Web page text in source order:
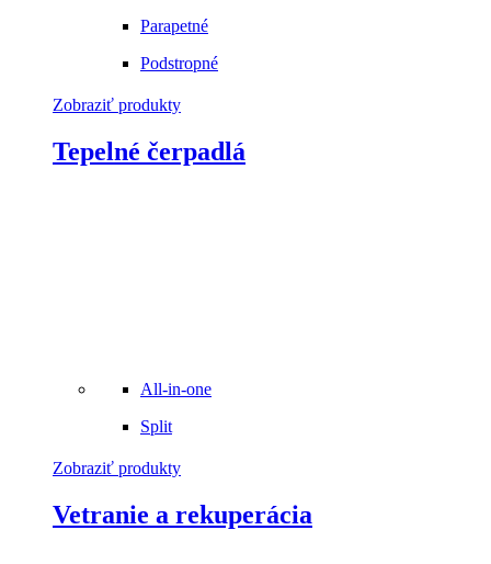
Parapetné
Podstropné
Zobraziť produkty
Tepelné čerpadlá
All-in-one
Split
Zobraziť produkty
Vetranie a rekuperácia